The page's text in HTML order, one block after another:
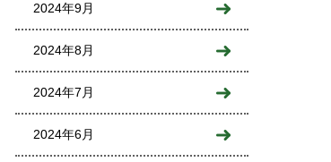
2024年9月
2024年8月
2024年7月
2024年6月